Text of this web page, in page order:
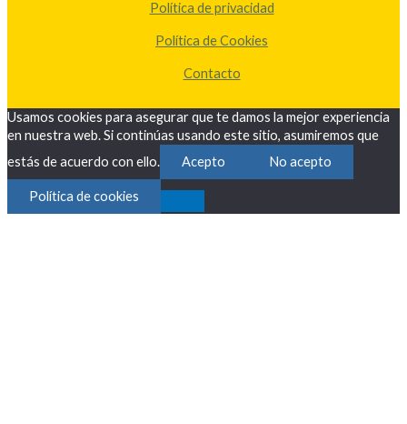
Política de privacidad
Política de Cookies
Contacto
Usamos cookies para asegurar que te damos la mejor experiencia
en nuestra web. Si continúas usando este sitio, asumiremos que
estás de acuerdo con ello.
Acepto No acepto
Política de cookies